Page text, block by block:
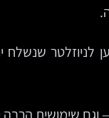
לניוזלטר שנשלח